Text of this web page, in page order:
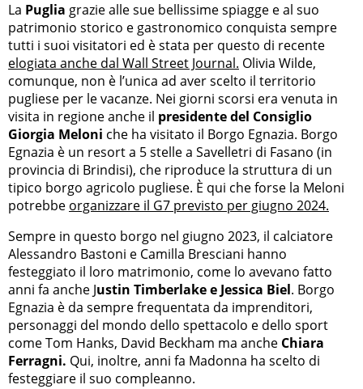
La Puglia grazie alle sue bellissime spiagge e al suo
patrimonio storico e gastronomico conquista sempre
tutti i suoi visitatori ed è stata per questo di recente
elogiata anche dal Wall Street Journal. Olivia Wilde,
comunque, non è l’unica ad aver scelto il territorio
pugliese per le vacanze. Nei giorni scorsi era venuta in
visita in regione anche il presidente del Consiglio
Giorgia Meloni che ha visitato il Borgo Egnazia. Borgo
Egnazia è un resort a 5 stelle a Savelletri di Fasano (in
provincia di Brindisi), che riproduce la struttura di un
tipico borgo agricolo pugliese. È qui che forse la Meloni
potrebbe organizzare il G7 previsto per giugno 2024.
Sempre in questo borgo nel giugno 2023, il calciatore
Alessandro Bastoni e Camilla Bresciani hanno
festeggiato il loro matrimonio, come lo avevano fatto
anni fa anche Justin Timberlake e Jessica Biel. Borgo
Egnazia è da sempre frequentata da imprenditori,
personaggi del mondo dello spettacolo e dello sport
come Tom Hanks, David Beckham ma anche Chiara
Ferragni. Qui, inoltre, anni fa Madonna ha scelto di
festeggiare il suo compleanno.